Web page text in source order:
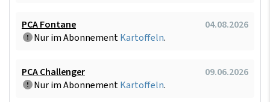
PCA Fontane
04.08.2026
Nur im AbonnementKartoffeln.
PCA Challenger
09.06.2026
Nur im AbonnementKartoffeln.